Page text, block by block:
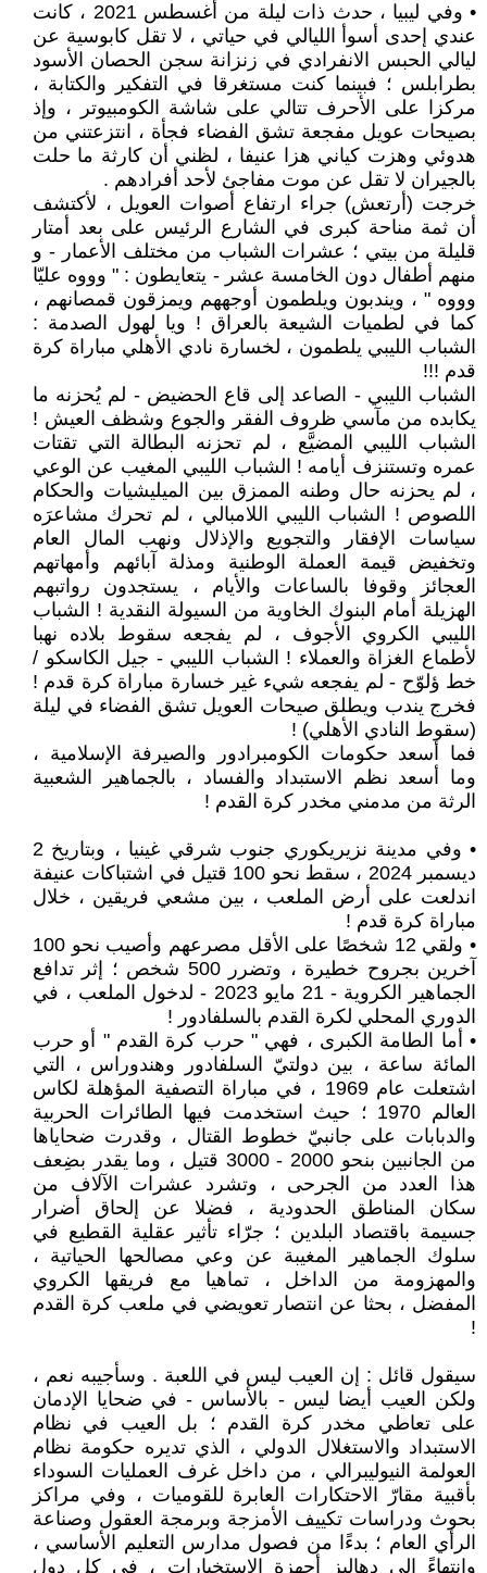
• وفي ليبيا ، حدث ذات ليلة من أغسطس 2021 ، كانت
عندي إحدى أسوأ الليالي في حياتي ، لا تقل كابوسية عن
ليالي الحبس الانفرادي في زنزانة سجن الحصان الأسود
بطرابلس ؛ فبينما كنت مستغرقا في التفكير والكتابة ،
مركزا على الأحرف تتالي على شاشة الكومبيوتر ، وإذ
بصيحات عويل مفجعة تشق الفضاء فجأة ، انتزعتني من
هدوئي وهزت كياني هزا عنيفا ، لظني أن كارثة ما حلت
بالجيران لا تقل عن موت مفاجئ لأحد أفرادهم .
خرجت (أرتعش) جراء ارتفاع أصوات العويل ، لأكتشف
أن ثمة مناحة كبرى في الشارع الرئيس على بعد أمتار
قليلة من بيتي ؛ عشرات الشباب من مختلف الأعمار - و
منهم أطفال دون الخامسة عشر - يتعايطون : " وووه عليّا
وووه " ، ويندبون ويلطمون أوجههم ويمزقون قمصانهم ،
كما في لطميات الشيعة بالعراق ! ويا لهول الصدمة :
الشباب الليبي يلطمون ، لخسارة نادي الأهلي مباراة كرة
قدم !!!
الشباب الليبي - الصاعد إلى قاع الحضيض - لم يُحزنه ما
يكابده من مآسي ظروف الفقر والجوع وشظف العيش !
الشباب الليبي المضيَّع ، لم تحزنه البطالة التي تقتات
عمره وتستنزف أيامه ! الشباب الليبي المغيب عن الوعي
، لم يحزنه حال وطنه الممزق بين الميليشيات والحكام
اللصوص ! الشباب الليبي اللامبالي ، لم تحرك مشاعرَه
سياسات الإفقار والتجويع والإذلال ونهب المال العام
وتخفيض قيمة العملة الوطنية ومذلة آبائهم وأمهاتهم
العجائز وقوفا بالساعات والأيام ، يستجدون رواتبهم
الهزيلة أمام البنوك الخاوية من السيولة النقدية ! الشباب
الليبي الكروي الأجوف ، لم يفجعه سقوط بلاده نهبا
لأطماع الغزاة والعملاء ! الشباب الليبي - جيل الكاسكو /
خط ؤلوّح - لم يفجعه شيء غير خسارة مباراة كرة قدم !
فخرج يندب ويطلق صيحات العويل تشق الفضاء في ليلة
(سقوط النادي الأهلي) !
فما أسعد حكومات الكومبرادور والصيرفة الإسلامية ،
وما أسعد نظم الاستبداد والفساد ، بالجماهير الشعبية
الرثة من مدمني مخدر كرة القدم !
• وفي مدينة نزيريكوري جنوب شرقي غينيا ، وبتاريخ 2
ديسمبر 2024 ، سقط نحو 100 قتيل في اشتباكات عنيفة
اندلعت على أرض الملعب ، بين مشعي فريقين ، خلال
مباراة كرة قدم !
• ولقي 12 شخصًا على الأقل مصرعهم وأصيب نحو 100
آخرين بجروح خطيرة ، وتضرر 500 شخص ؛ إثر تدافع
الجماهير الكروية - 21 مايو 2023 - لدخول الملعب ، في
الدوري المحلي لكرة القدم بالسلفادور !
• أما الطامة الكبرى ، فهي " حرب كرة القدم " أو حرب
المائة ساعة ، بين دولتيّ السلفادور وهندوراس ، التي
اشتعلت عام 1969 ، في مباراة التصفية المؤهلة لكاس
العالم 1970 ؛ حيث استخدمت فيها الطائرات الحربية
والدبابات على جانبيّ خطوط القتال ، وقدرت ضحاياها
من الجانبين بنحو 2000 - 3000 قتيل ، وما يقدر بضِعف
هذا العدد من الجرحى ، وتشرد عشرات الآلاف من
سكان المناطق الحدودية ، فضلا عن إلحاق أضرار
جسيمة باقتصاد البلدين ؛ جرّاء تأثير عقلية القطيع في
سلوك الجماهير المغيبة عن وعي مصالحها الحياتية ،
والمهزومة من الداخل ، تماهيا مع فريقها الكروي
المفضل ، بحثا عن انتصار تعويضي في ملعب كرة القدم
!
سيقول قائل : إن العيب ليس في اللعبة . وسأجيبه نعم ،
ولكن العيب أيضا ليس - بالأساس - في ضحايا الإدمان
على تعاطي مخدر كرة القدم ؛ بل العيب في نظام
الاستبداد والاستغلال الدولي ، الذي تديره حكومة نظام
العولمة النيوليبرالي ، من داخل غرف العمليات السوداء
بأقبية مقارّ الاحتكارات العابرة للقوميات ، وفي مراكز
بحوث ودراسات تكييف الأمزجة وبرمجة العقول وصناعة
الرأي العام ؛ بدءًا من فصول مدارس التعليم الأساسي ،
وانتهاءً إلى دهاليز أجهزة الاستخبارات ، في كل دول